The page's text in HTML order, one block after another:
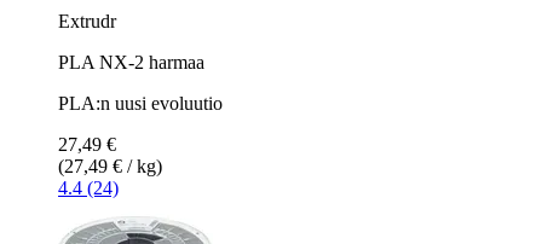
Extrudr
PLA NX-2 harmaa
PLA:n uusi evoluutio
27,49 €
(27,49 € / kg)
4.4 (24)